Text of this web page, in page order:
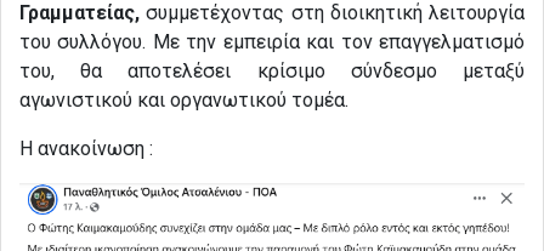
Γραμματείας, συμμετέχοντας στη διοικητική λειτουργία
του συλλόγου. Με την εμπειρία και τον επαγγελματισμό
του, θα αποτελέσει κρίσιμο σύνδεσμο μεταξύ
αγωνιστικού και οργανωτικού τομέα.
Η ανακοίνωση :